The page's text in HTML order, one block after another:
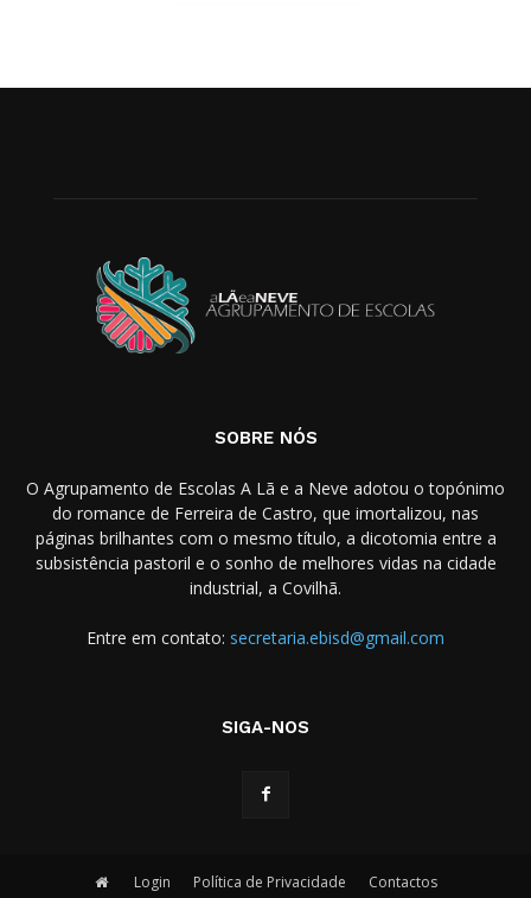
SOBRE NÓS
O Agrupamento de Escolas A Lã e a Neve adotou o topónimo
do romance de Ferreira de Castro, que imortalizou, nas
páginas brilhantes com o mesmo título, a dicotomia entre a
subsistência pastoril e o sonho de melhores vidas na cidade
industrial, a Covilhã.
Entre em contato: secretaria.ebisd@gmail.com
SIGA-NOS
Login Política de Privacidade Contactos